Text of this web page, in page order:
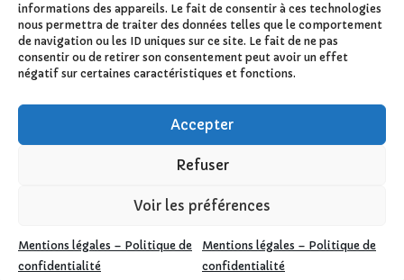
informations des appareils. Le fait de consentir à ces technologies
nous permettra de traiter des données telles que le comportement
de navigation ou les ID uniques sur ce site. Le fait de ne pas
consentir ou de retirer son consentement peut avoir un effet
négatif sur certaines caractéristiques et fonctions.
Accepter
Refuser
Voir les préférences
Mentions légales – Politique de
confidentialité
Mentions légales – Politique de
confidentialité
Design deElegant Themes| Propulsé par
WordPress